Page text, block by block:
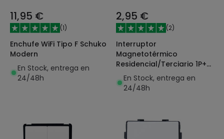
11,95 €
(1)
Enchufe WiFi Tipo F Schuko
Modern
En Stock, entrega en
24/48h
2,95 €
(2)
Interruptor
Magnetotérmico
Residencial/Terciario 1P+N
6-40A 6kA Curva C MAXGE
Alpha+
En Stock, entrega en
24/48h